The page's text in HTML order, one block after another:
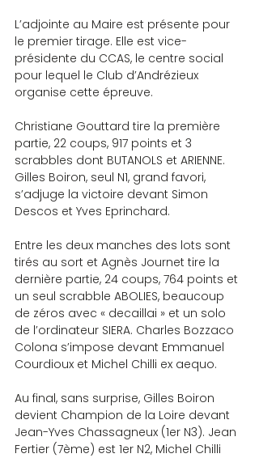
L’adjointe au Maire est présente pour
le premier tirage. Elle est vice-
présidente du CCAS, le centre social
pour lequel le Club d’Andrézieux
organise cette épreuve.
Christiane Gouttard tire la première
partie, 22 coups, 917 points et 3
scrabbles dont BUTANOLS et ARIENNE.
Gilles Boiron, seul N1, grand favori,
s’adjuge la victoire devant Simon
Descos et Yves Eprinchard.
Entre les deux manches des lots sont
tirés au sort et Agnès Journet tire la
dernière partie, 24 coups, 764 points et
un seul scrabble ABOLIES, beaucoup
de zéros avec « decaillai » et un solo
de l’ordinateur SIERA. Charles Bozzaco
Colona s’impose devant Emmanuel
Courdioux et Michel Chilli ex aequo.
Au final, sans surprise, Gilles Boiron
devient Champion de la Loire devant
Jean-Yves Chassagneux (1er N3). Jean
Fertier (7ème) est 1er N2, Michel Chilli